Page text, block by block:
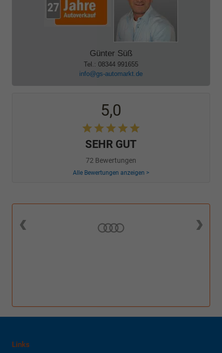
Günter Süß
Tel.: 08344 991655
info@gs-automarkt.de
5,0
SEHR GUT
72 Bewertungen
Alle Bewertungen anzeigen >
Links